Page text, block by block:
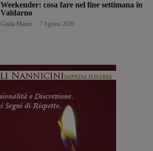
Weekender: cosa fare nel fine settimana in
Valdarno
Giulia Mauro 7 Agosto 2026